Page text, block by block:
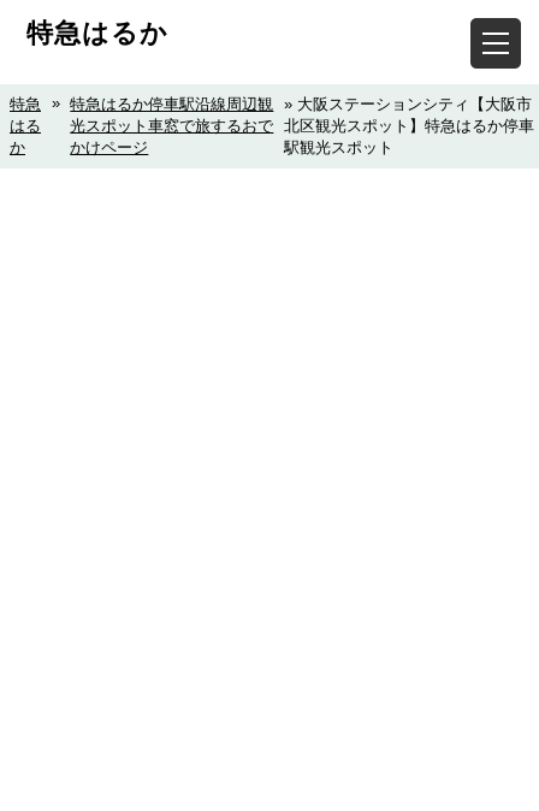
特急はるか
特急
はる
か
» 特急はるか停車駅沿線周辺観
光スポット車窓で旅するおで
かけページ
» 大阪ステーションシティ【大阪市
北区観光スポット】特急はるか停車
駅観光スポット